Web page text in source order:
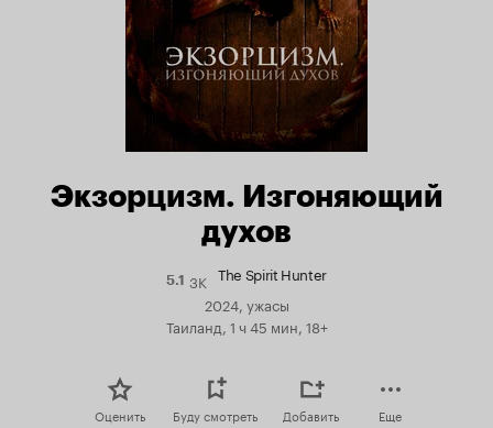
Экзорцизм. Изгоняющий
духов
5.1Рейтинг
Кинопоиска
3K The Spirit Hunter
2024, ужасы
Таиланд, 1 ч 45 мин, 18+
Оценить Буду смотреть Добавить Еще